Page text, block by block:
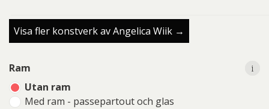
Visa fler konstverk av Angelica Wiik →
Ram
Utan ram
Med ram - passepartout och glas
ii